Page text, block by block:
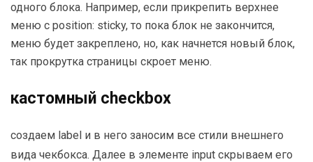
одного блока. Например, если прикрепить верхнее
меню с position: sticky, то пока блок не закончится,
меню будет закреплено, но, как начнется новый блок,
так прокрутка страницы скроет меню.
кастомный checkbox
создаем label и в него заносим все стили внешнего
вида чекбокса. Далее в элементе input скрываем его